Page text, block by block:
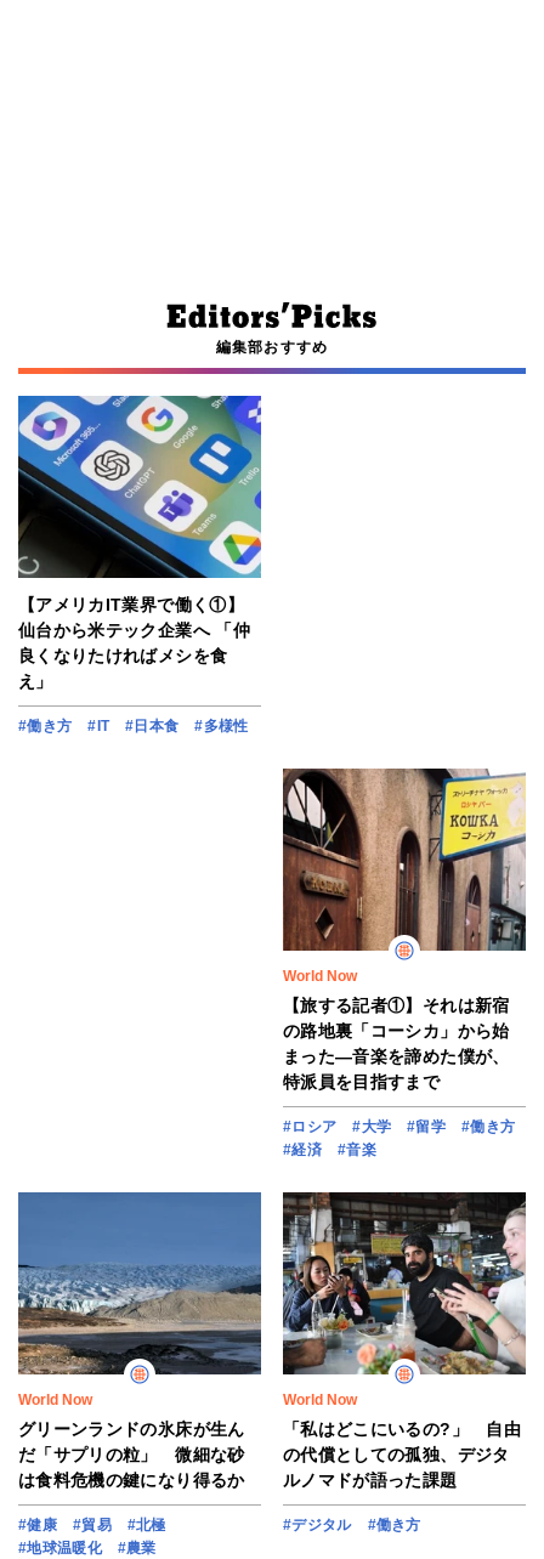
編集部おすすめ
【アメリカIT業界で働く①】
仙台から米テック企業へ 「仲
良くなりたければメシを食
え」
#働き方 #IT #日本食 #多様性
World Now
【旅する記者①】それは新宿
の路地裏「コーシカ」から始
まった―音楽を諦めた僕が、
特派員を目指すまで
#ロシア #大学 #留学
#働き方
#経済
#音楽
World Now
グリーンランドの氷床が生ん
だ「サプリの粒」 微細な砂
は食料危機の鍵になり得るか
#健康 #貿易
#北極
#地球温暖化
#農業
World Now
「私はどこにいるの?」 自由
の代償としての孤独、デジタ
ルノマドが語った課題
#デジタル #働き方